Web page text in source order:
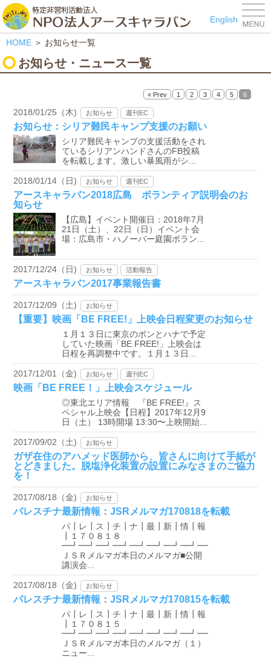
特定非営利活動法人 NPO
English
HOME ＞ お知らせ一覧
お知らせ・ニュース一覧
« Prev 1 2 3 4 5 6
2018/01/25（木) お知らせ 週刊EC
お知らせ：シリア難民キャンプ支援のお願い
シリア難民キャンプの支援活動をされ
ているシリアンハンドさんのFB投稿
を転載します。激しい暴風雨がシ...
2018/01/14（日) お知らせ 週刊EC
アースキャラバン2018広島 ボランティア説明会のお
知らせ
【広島】イベント開催日：2018年7月
21日（土）、22日（日）イベント会
場：広島市・ハノーバー庭園ボラン...
2017/12/24（日) お知らせ 活動報告
アースキャラバン2017事業報告書
2017/12/09（土) お知らせ
【重要】映画「BE FREE!」上映会日程変更のお知らせ
１月１３日に東京のポンとハナで予定
していた映画「BE FREE!」上映会は
日程を再調整中です。１月１３日...
2017/12/01（金) お知らせ 週刊EC
映画「BE FREE！」上映会スケジュール
◎東北エリア情報 『BE FREE!』ス
ペシャル上映会【日程】2017年12月9
日（土） 13時開場 13:30〜上映開始...
2017/09/02（土) お知らせ
ガザ在住のアハメッド医師から、皆さんに向けて手紙が
とどきました。脱塩浄化装置の設置にみなさまのご協力
を！
2017/08/18（金) お知らせ
パレスチナ最新情報：JSRメルマガ170818を転載
パ┃レ┃ス┃チ┃ナ┃最┃新┃情┃報
┃１７０８１８
━┛━┛━┛━┛━┛━┛━┛━┛━┛
ＪＳＲメルマガ本日のメルマガ■公開
講演会...
2017/08/18（金) お知らせ
パレスチナ最新情報：JSRメルマガ170815を転載
パ┃レ┃ス┃チ┃ナ┃最┃新┃情┃報
┃１７０８１５
━┛━┛━┛━┛━┛━┛━┛━┛━┛
ＪＳＲメルマガ本日のメルマガ（１）
ニュー...